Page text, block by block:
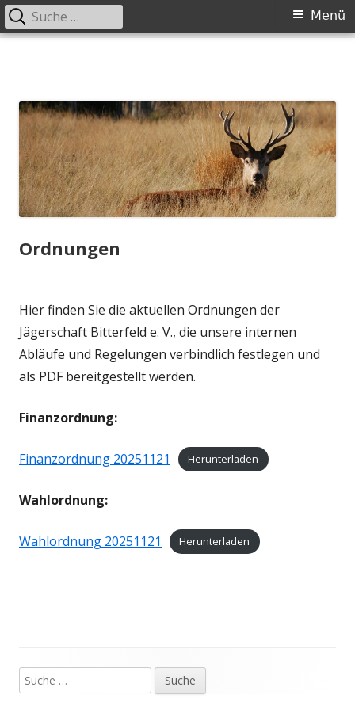
Primäres
Menü
Suche
nach:
Ordnungen
Hier finden Sie die aktuellen Ordnungen der
Jägerschaft Bitterfeld e. V., die unsere internen
Abläufe und Regelungen verbindlich festlegen und
als PDF bereitgestellt werden.
Finanzordnung:
Finanzordnung 20251121 Herunterladen
Wahlordnung:
Wahlordnung 20251121 Herunterladen
Haupt-
Suche
nach: